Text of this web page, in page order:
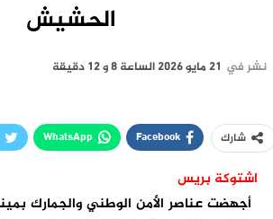
الحشيش
نشر في 21 مايو 2026 الساعة 8 و 12 دقيقة
شارك Facebook
WhatsApp
اشتوكة بريس
أجهضت عناصر الأمن الوطني والجمارك